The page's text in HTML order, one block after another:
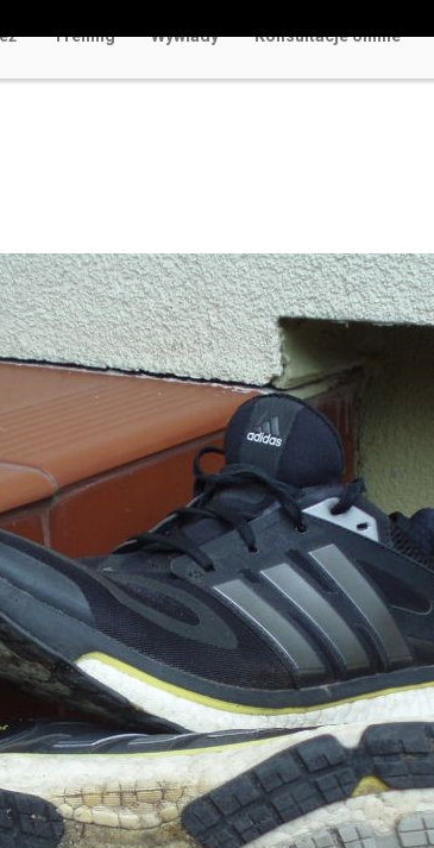
Trening Wywiady Konsultacje online
Polsce Rozrywka Bez Ryzyka i Rejestracji